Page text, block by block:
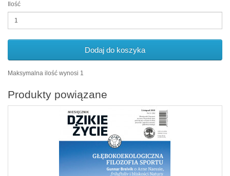
Ilość
Dodaj do koszyka
Maksymalna ilość wynosi 1
Produkty powiązane